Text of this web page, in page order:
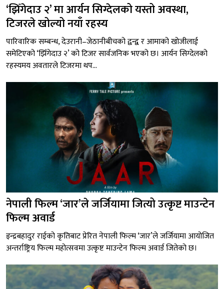
‘झिँगेदाउ २’ मा आर्यन सिग्देलको यस्तो अवस्था,
टिजरले खोल्यो नयाँ रहस्य
पारिवारिक सम्बन्ध, देउरानी–जेठानीबीचको द्वन्द्व र आमाको खोजीलाई
समेटिएको ‘झिँगेदाउ २’ को टिजर सार्वजनिक भएको छ। आर्यन सिग्देलको
रहस्यमय अवतारले टिजरमा थप...
नेपाली फिल्म ‘जार’ले जर्जियामा जित्यो उत्कृष्ट माउन्टेन
फिल्म अवार्ड
इन्द्रबहादुर राईको कृतिबाट प्रेरित नेपाली फिल्म ‘जार’ले जर्जियामा आयोजित
अन्तर्राष्ट्रिय फिल्म महोत्सवमा उत्कृष्ट माउन्टेन फिल्म अवार्ड जितेको छ।